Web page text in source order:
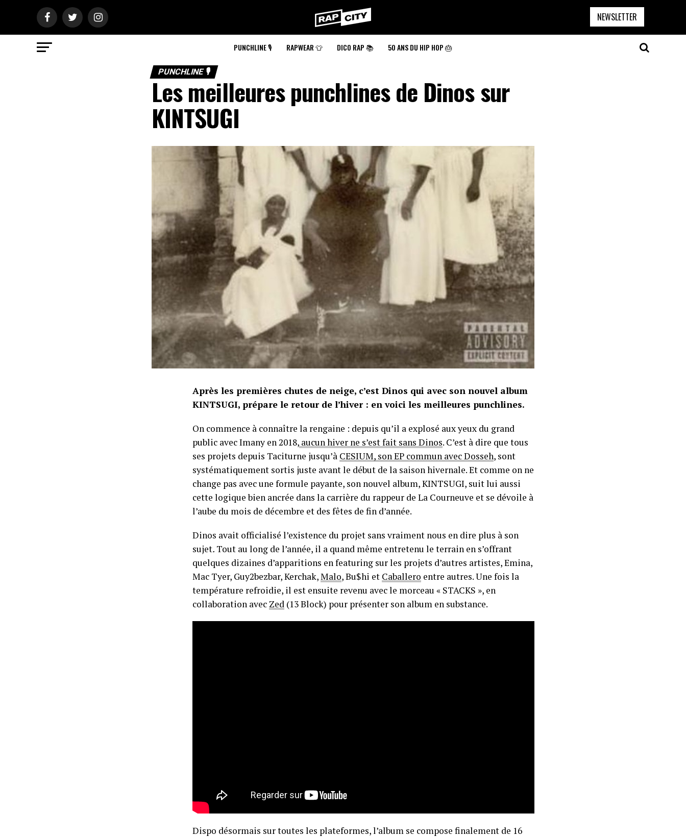
RapCity
NEWSLETTER
PUNCHLINE 🎙️ RAPWEAR 👕 DICO RAP 📚 50 ANS DU HIP HOP 🎂
PUNCHLINE 🎙️
Les meilleures punchlines de Dinos sur
KINTSUGI
Après les premières chutes de neige, c’est Dinos qui avec son nouvel album
KINTSUGI, prépare le retour de l’hiver : en voici les meilleures punchlines.
On commence à connaître la rengaine : depuis qu’il a explosé aux yeux du grand
public avec Imany en 2018, aucun hiver ne s’est fait sans Dinos. C’est à dire que tous
ses projets depuis Taciturne jusqu’à CESIUM, son EP commun avec Dosseh, sont
systématiquement sortis juste avant le début de la saison hivernale. Et comme on ne
change pas avec une formule payante, son nouvel album, KINTSUGI, suit lui aussi
cette logique bien ancrée dans la carrière du rappeur de La Courneuve et se dévoile à
l’aube du mois de décembre et des fêtes de fin d’année.
Dinos avait officialisé l’existence du projet sans vraiment nous en dire plus à son
sujet. Tout au long de l’année, il a quand même entretenu le terrain en s’offrant
quelques dizaines d’apparitions en featuring sur les projets d’autres artistes, Emina,
Mac Tyer, Guy2bezbar, Kerchak,Malo, Bu$hi et Caballero entre autres. Une fois la
température refroidie, il est ensuite revenu avec le morceau « STACKS », en
collaboration avec Zed (13 Block) pour présenter son album en substance.
Dispo désormais sur toutes les plateformes, l’album se compose finalement de 16